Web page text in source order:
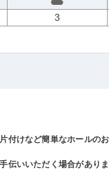
3
付けなど簡単なホールの
伝いいただく場合があり